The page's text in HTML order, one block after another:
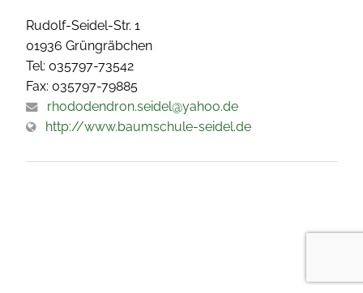
Rudolf-Seidel-Str. 1
01936 Grüngräbchen
Tel: 035797-73542
Fax: 035797-79885
rhododendron.seidel@yahoo.de
http://www.baumschule-seidel.de